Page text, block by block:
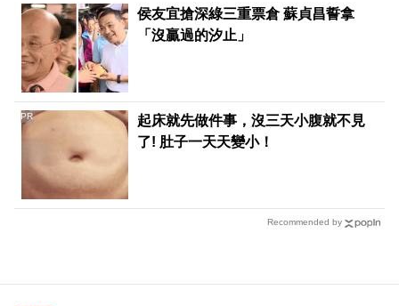
侯友宜搶深綠三重票倉 蘇貞昌誓拿
「沒贏過的汐止」
起床就先做件事，沒三天小腹就不見
了! 肚子一天天變小！
PR
Recommended by